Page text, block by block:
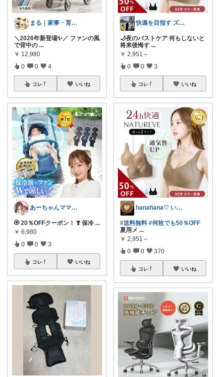
まる｜家事・育児の便利グッズ
＼2026年新登場✨／ ファンの風
で背中の ...
￥ 12,980
0 0 4
コレ いいね
あーちゃんママ🐣朝コレ5時✨2y娘
🏵️ 20％OFFクーポン！ ❣️ 保冷 ...
￥ 6,980
0 0 3
コレ いいね
快適を目指す ズボラなワーママ｜ひっぴー
🌙夜のバストケア 何もしないと
将来後悔す ...
￥ 2,951～
0 0 3
コレ いいね
hanahana♡ いつもありがとう🙏
#送料無料 #何枚でも50％OFF
夏用メ ...
￥ 2,951～
0 0 370
コレ いいね